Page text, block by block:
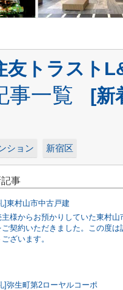
トラスト
事一覧 [新
ション 新宿区
事
]東村山市中古戸建
様からお預かりしていた東村山
契約いただきました。この度は
ざいます。
]弥生町第2ローヤルコーポ